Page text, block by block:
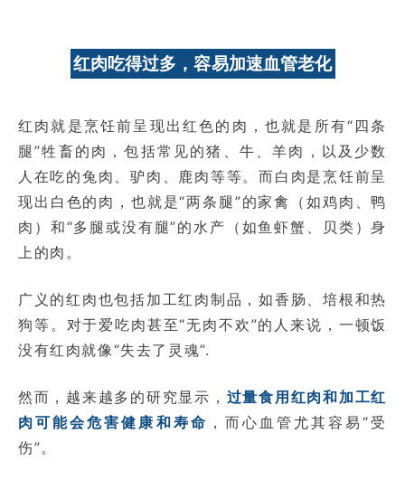
红肉吃得过多，容易加速血管老化
红肉就是烹饪前呈现出红色的肉，也就是所有“四条
腿”牲畜的肉，包括常见的猪、牛、羊肉，以及少数
人在吃的兔肉、驴肉、鹿肉等等。而白肉是烹饪前呈
现出白色的肉，也就是“两条腿”的家禽（如鸡肉、鸭
肉）和“多腿或没有腿”的水产（如鱼虾蟹、贝类）身
上的肉。
广义的红肉也包括加工红肉制品，如香肠、培根和热
狗等。对于爱吃肉甚至“无肉不欢”的人来说，一顿饭
没有红肉就像“失去了灵魂”.
然而，越来越多的研究显示， 过量食用红肉和加工红
肉可能会危害健康和寿命 ，而心血管尤其容易“受
伤”。